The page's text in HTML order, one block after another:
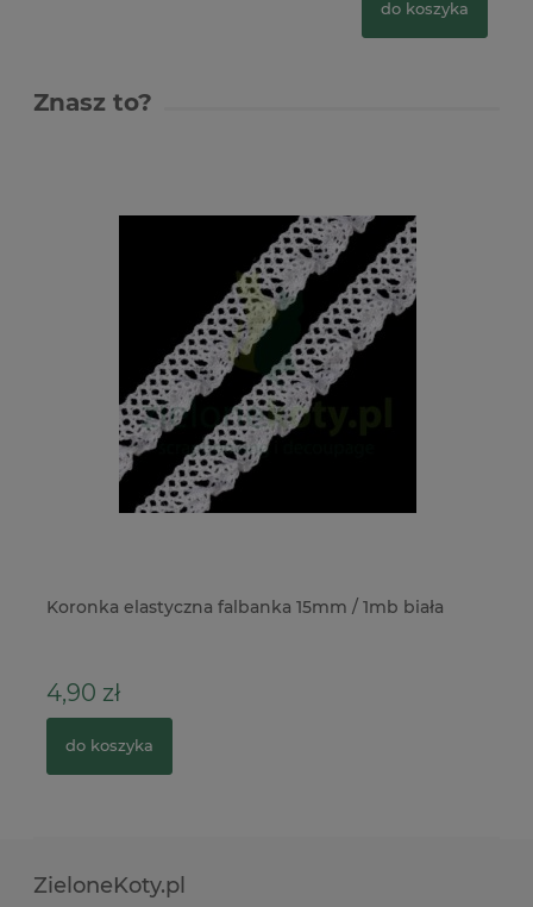
do koszyka
Znasz to?
Koronka elastyczna falbanka 15mm / 1mb biała
4,90 zł
do koszyka
ZieloneKoty.pl